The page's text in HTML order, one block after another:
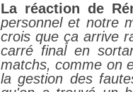
La réaction de
personnel et notre
crois que ça arrive
carré final en
matchs, comme on
la gestion des